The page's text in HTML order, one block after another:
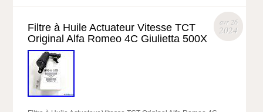
avr 26
2024
Filtre à Huile Actuateur Vitesse TCT
Original Alfa Romeo 4C Giulietta 500X